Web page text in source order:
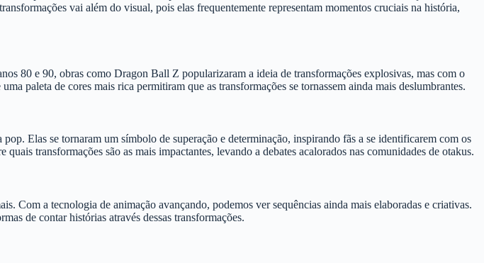
vai além do visual, pois elas frequentemente representam momentos cruciais na história,
80 e 90, obras como Dragon Ball Z popularizaram a ideia de transformações explosivas, mas com o
paleta de cores mais rica permitiram que as transformações se tornassem ainda mais deslumbrantes.
Elas se tornaram um símbolo de superação e determinação, inspirando fãs a se identificarem com os
transformações são as mais impactantes, levando a debates acalorados nas comunidades de otakus.
Com a tecnologia de animação avançando, podemos ver sequências ainda mais elaboradas e criativas.
de contar histórias através dessas transformações.